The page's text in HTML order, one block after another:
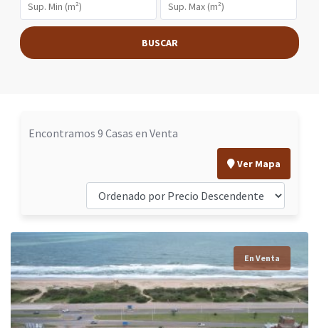
BUSCAR
Encontramos 9 Casas en Venta
Ver Mapa
En Venta